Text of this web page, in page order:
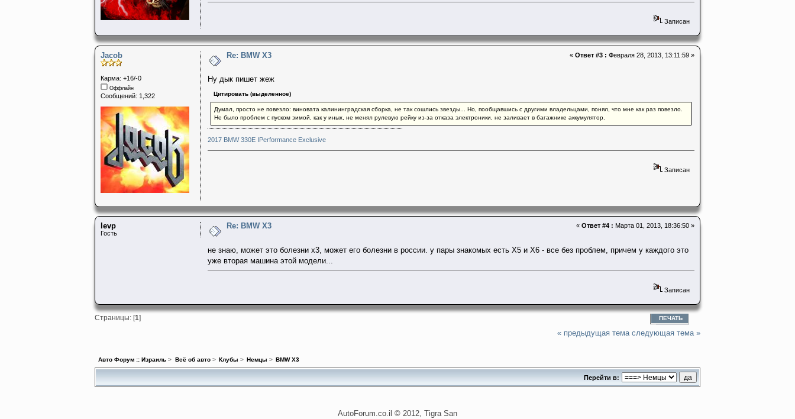
Записан
Jacob
Карма: +16/-0
Оффлайн
Сообщений: 1,322
Re: BMW X3 « Ответ #3 : Февраля 28, 2013, 13:11:59 »
Ну дык пишет жеж
Цитировать (выделенное)
Думал, просто не повезло: виновата калининградская сборка, не так сошлись звезды... Но, пообщавшись с другими владельцами, понял, что мне как раз повезло.
Не было проблем с пуском зимой, как у иных, не менял рулевую рейку из-за отказа электроники, не заливает в багажнике аккумулятор.
2017 BMW 330E IPerformance Exclusive
Записан
levp
Гость
Re: BMW X3 « Ответ #4 : Марта 01, 2013, 18:36:50 »
не знаю, может это болезни х3, может его болезни в россии. у пары знакомых есть Х5 и Х6 - все без проблем, причем у каждого это
уже вторая машина этой модели...
Записан
ПЕЧАТЬ
Страницы: [1]
« предыдущая тема следующая тема »
Авто Форум :: Израиль > Всё об авто> Клубы > Немцы > BMW X3
Перейти в:
AutoForum.co.il © 2012, Tigra San